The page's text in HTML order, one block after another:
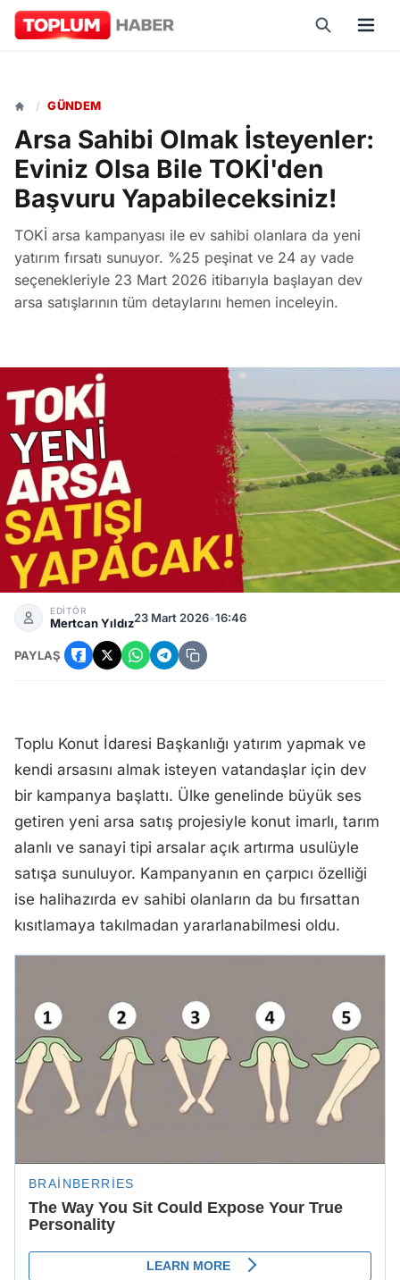
/ GÜNDEM
Arsa Sahibi Olmak İsteyenler:
Eviniz Olsa Bile TOKİ'den
Başvuru Yapabileceksiniz!
TOKİ arsa kampanyası ile ev sahibi olanlara da yeni
yatırım fırsatı sunuyor. %25 peşinat ve 24 ay vade
seçenekleriyle 23 Mart 2026 itibarıyla başlayan dev
arsa satışlarının tüm detaylarını hemen inceleyin.
Arsa Sahibi Olmak İsteyenler: Eviniz Olsa Bile TOKİ'den
EDİTÖR
Mertcan Yıldız23 Mart 2026•16:46
PAYLAŞ
Toplu Konut İdaresi Başkanlığı yatırım yapmak ve
kendi arsasını almak isteyen vatandaşlar için dev
bir kampanya başlattı. Ülke genelinde büyük ses
getiren yeni arsa satış projesiyle konut imarlı, tarım
alanlı ve sanayi tipi arsalar açık artırma usulüyle
satışa sunuluyor. Kampanyanın en çarpıcı özelliği
ise halihazırda ev sahibi olanların da bu fırsattan
kısıtlamaya takılmadan yararlanabilmesi oldu.